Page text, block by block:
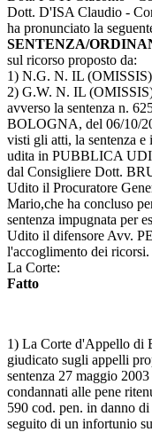
Dott. D'ISA Claudio -
ha pronunciato la
SENTENZA/
sul ricorso proposto da:
1) N.G. N. IL
2) G.W. N. IL
avverso la sentenza n.
BOLOGNA, del 06/10/
visti gli atti, la sentenza e
udita in PUBBLICA
dal Consigliere Dott.
Udito il Procuratore
Mario,che ha concluso
sentenza impugnata per
Udito il difensore Avv.
l'accoglimento dei ricorsi.
La Corte:
Fatto
1) La Corte d'Appello di
giudicato sugli appelli
sentenza 27 maggio
condannati alle pene
590 cod. pen. in danno
seguito di un infortunio